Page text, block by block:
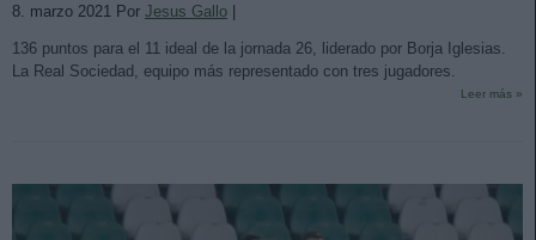
8. marzo 2021 Por Jesus Gallo
136 puntos para el 11 ideal de la jornada 26, liderado por Borja Iglesias.
La Real Sociedad, equipo más representado con tres jugadores.
Leer más »